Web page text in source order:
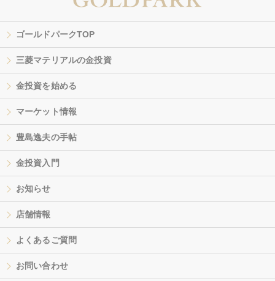
ゴールドパークTOP
三菱マテリアルの金投資
金投資を始める
マーケット情報
豊島逸夫の手帖
金投資入門
お知らせ
店舗情報
よくあるご質問
お問い合わせ